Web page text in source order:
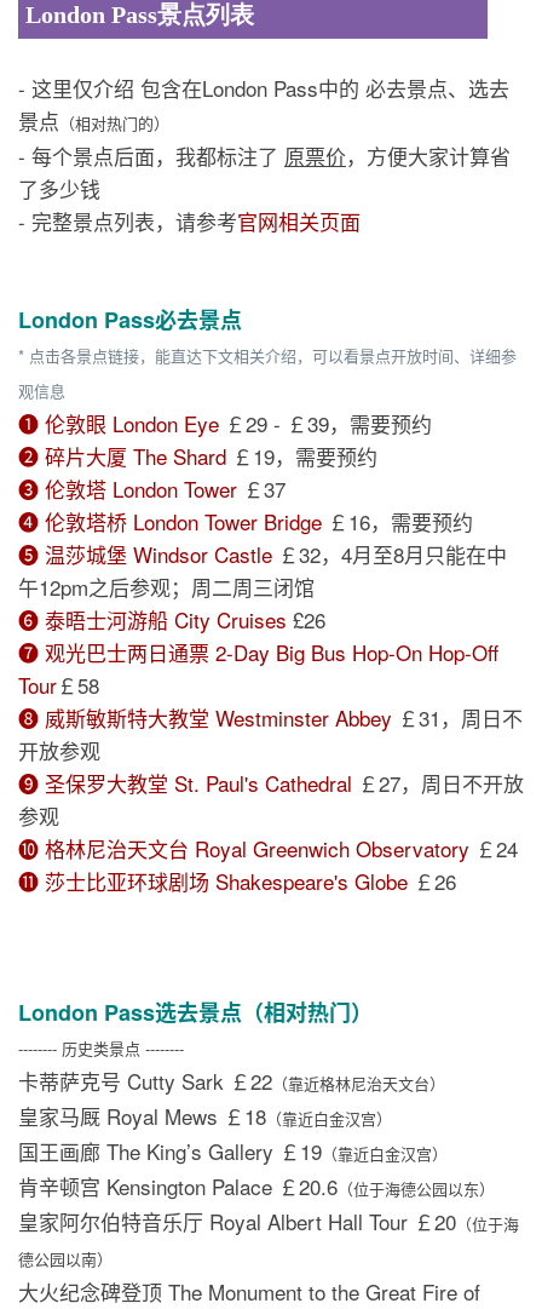
London Pass景点列表
- 这里仅介绍 包含在London Pass中的 必去景点、选去
景点 （相对热门的）
- 每个景点后面，我都标注了 原票价，方便大家计算省
了多少钱
- 完整景点列表，请参考官网相关页面
London Pass必去景点
* 点击各景点链接，能直达下文相关介绍，可以看景点开放时间、详细参
观信息
❶ 伦敦眼 London Eye ￡29 - ￡39，需要预约
❷ 碎片大厦 The Shard ￡19，需要预约
❸ 伦敦塔 London Tower ￡37
❹ 伦敦塔桥 London Tower Bridge ￡16，需要预约
❺ 温莎城堡 Windsor Castle ￡32，4月至8月只能在中
午12pm之后参观；周二周三闭馆
❻ 泰晤士河游船 City Cruises £26
❼ 观光巴士两日通票 2-Day Big Bus Hop-On Hop-Off
Tour￡58
❽ 威斯敏斯特大教堂 Westminster Abbey ￡31，周日不
开放参观
❾ 圣保罗大教堂 St. Paul's Cathedral ￡27，周日不开放
参观
❿ 格林尼治天文台 Royal Greenwich Observatory ￡24
⓫ 莎士比亚环球剧场 Shakespeare's Globe ￡26
London Pass选去景点（相对热门）
-------- 历史类景点 --------
卡蒂萨克号 Cutty Sark ￡22 （靠近格林尼治天文台）
皇家马厩 Royal Mews ￡18 （靠近白金汉宫）
国王画廊 The King’s Gallery ￡19 （靠近白金汉宫）
肯辛顿宫 Kensington Palace ￡20.6 （位于海德公园以东）
皇家阿尔伯特音乐厅 Royal Albert Hall Tour ￡20 （位于海
德公园以南）
大火纪念碑登顶 The Monument to the Great Fire of